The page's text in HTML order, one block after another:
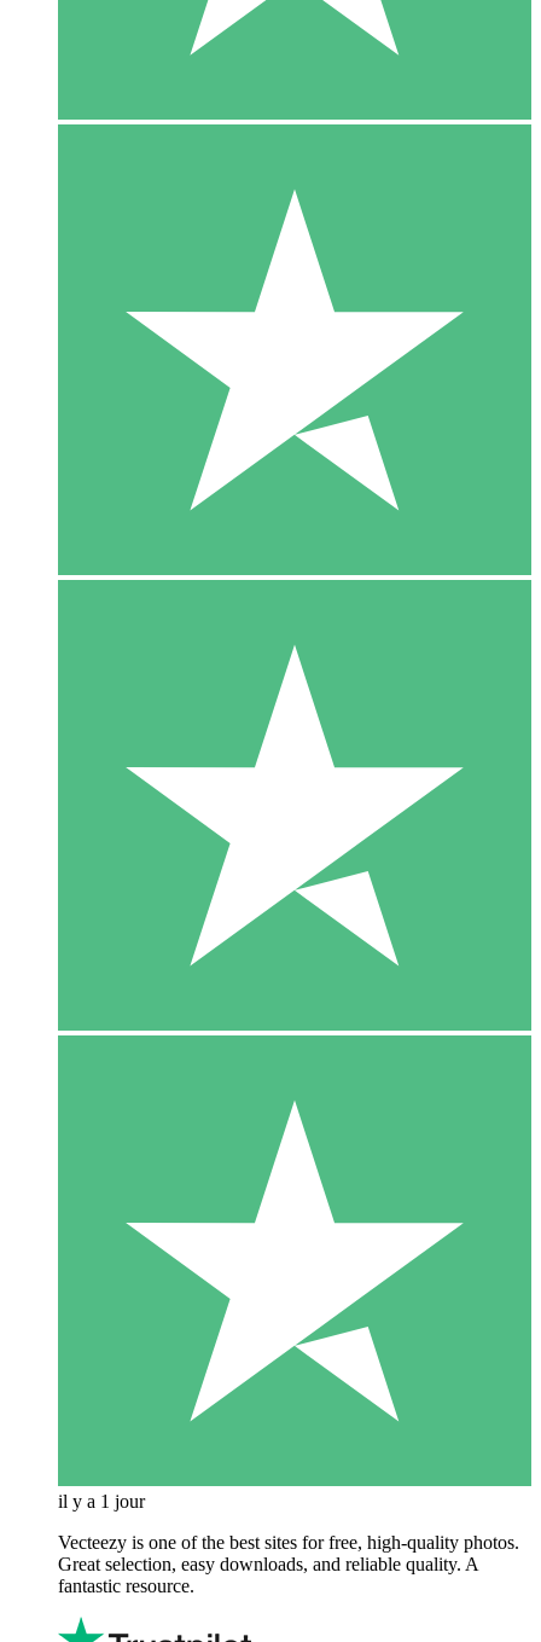
il y a 1 jour
Vecteezy is one of the best sites for free, high‑quality photos.
Great selection, easy downloads, and reliable quality. A
fantastic resource.